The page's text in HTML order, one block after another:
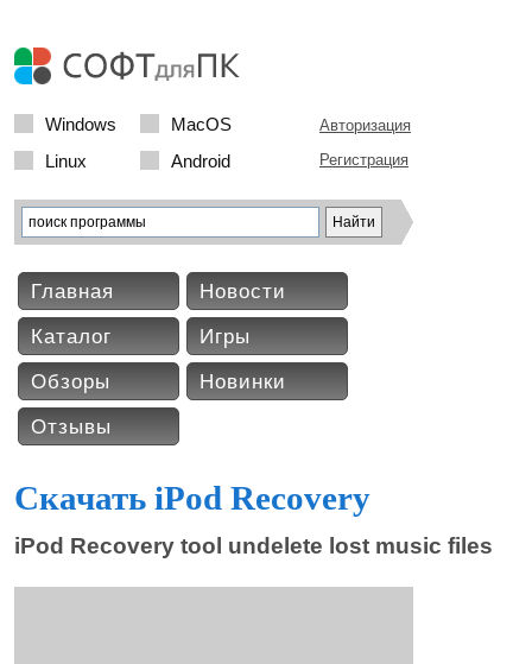
Windows
MacOS
Linux
Android
Авторизация
Регистрация
Главная
Новости
Каталог
Игры
Обзоры
Новинки
Отзывы
Скачать iPod Recovery
iPod Recovery tool undelete lost music files